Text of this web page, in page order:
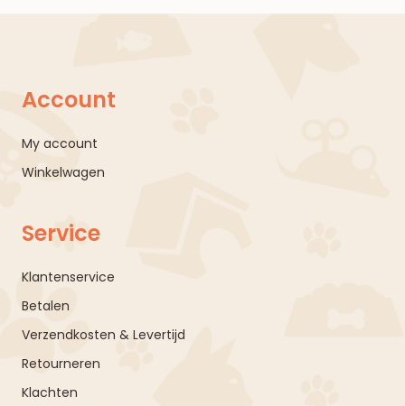
Account
My account
Winkelwagen
Service
Klantenservice
Betalen
Verzendkosten & Levertijd
Retourneren
Klachten